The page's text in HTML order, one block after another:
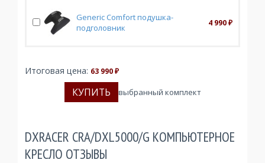
Generic Comfort подушка-
подголовник
4 990₽
Итоговая цена: 63 990₽
выбранный комплект
DXRACER CRA/DXL5000/G КОМПЬЮТЕРНОЕ
КРЕСЛО ОТЗЫВЫ